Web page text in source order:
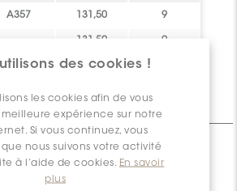
des cookies !
les cookies afin de vous
expérience sur notre
Si vous continuez, vous
nous suivons votre activité
à l’aide de cookies. En savoir
plus
A357 131,50 9
131,50 9
Techniques